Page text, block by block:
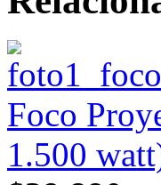
Foco
1.500